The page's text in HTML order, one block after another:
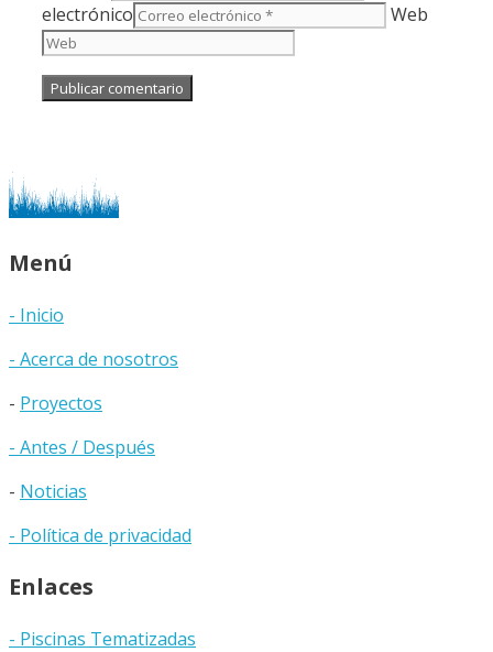
electrónico
Web
Menú
- Inicio
- Acerca de nosotros
- Proyectos
- Antes / Después
- Noticias
- Política de privacidad
Enlaces
- Piscinas Tematizadas